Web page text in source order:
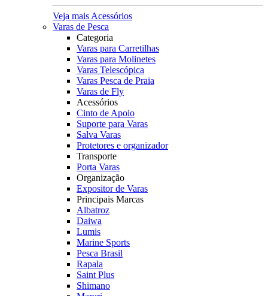
Veja mais Acessórios
Varas de Pesca
Categoria
Varas para Carretilhas
Varas para Molinetes
Varas Telescópica
Varas Pesca de Praia
Varas de Fly
Acessórios
Cinto de Apoio
Suporte para Varas
Salva Varas
Protetores e organizador
Transporte
Porta Varas
Organização
Expositor de Varas
Principais Marcas
Albatroz
Daiwa
Lumis
Marine Sports
Pesca Brasil
Rapala
Saint Plus
Shimano